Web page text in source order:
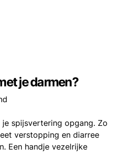
je darmen?
spijsvertering opgang. Zo
verstopping en diarree
Een handje vezelrijke